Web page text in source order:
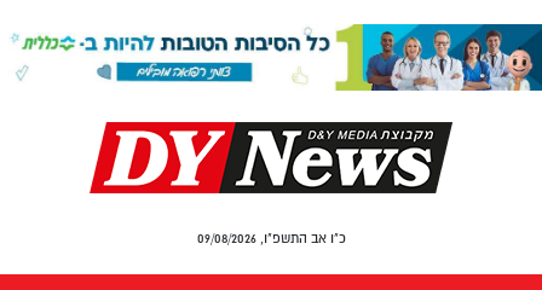
כ"ו אב התשפ"ו, 09/08/2026